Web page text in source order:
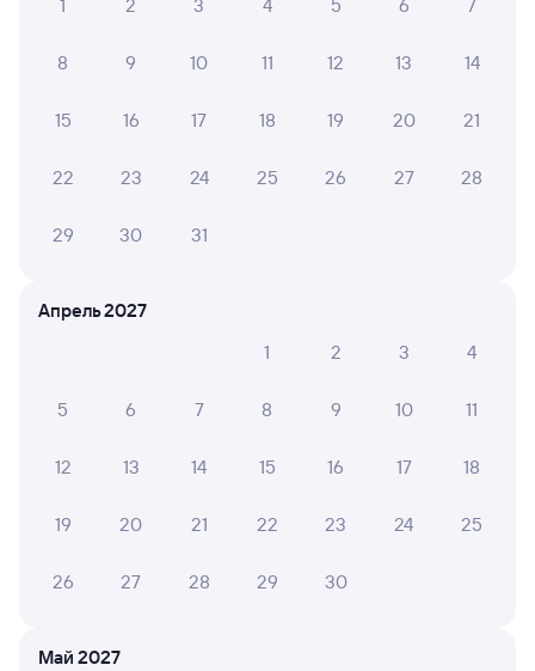
1
2 3 4 5 6 7
8 9 10 11 12 13 14
15 16 17 18 19 20 21
22 23 24 25 26 27 28
29 30 31
Апрель 2027
1
2 3 4
5 6 7 8 9 10 11
12 13 14 15 16 17 18
19 20 21 22 23 24 25
26 27 28 29 30
Май 2027